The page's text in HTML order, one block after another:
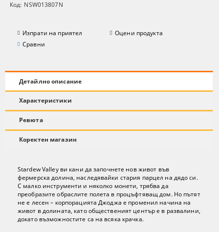
Код: NSW013807N
Изпрати на приятел
Оцени продукта
Сравни
Детайлно описание
Характеристики
Ревюта
Коректен магазин
Stardew Valley ви кани да започнете нов живот във
фермерска долина, наследявайки стария парцел на дядо си.
С малко инструменти и няколко монети, трябва да
преобразите обраслите полета в процъфтяващ дом. Но пътят
не е лесен – корпорацията Джоджа е променил начина на
живот в долината, като общественият център е в развалини,
докато възможностите са на всяка крачка.